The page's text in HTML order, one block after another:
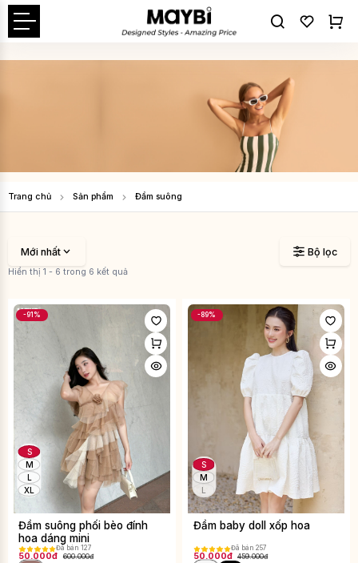
Trang chủ Sản phẩm Đầm suông
Hiển thị 1 - 6 trong 6 kết quả
Bộ lọc
Mới nhất
-91%
S
M
L
XL
Đầm suông phối bèo đính
hoa dáng mini
Đã bán 127
50.000đ 600.000đ
-89%
S
M
L
Đầm baby doll xốp hoa
Đã bán 257
50.000đ 459.000đ